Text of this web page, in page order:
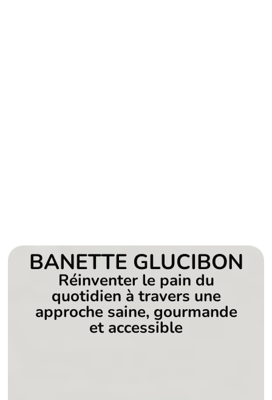
BANETTE GLUCIBON
Réinventer le pain du
quotidien à travers une
approche saine, gourmande
et accessible